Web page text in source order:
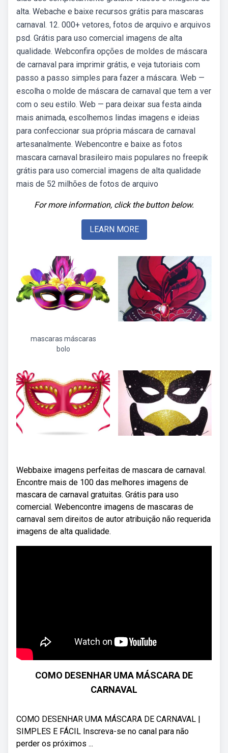
alta. Webache e baixe recursos grátis para mascaras
carnaval. 12. 000+ vetores, fotos de arquivo e arquivos
psd. Grátis para uso comercial imagens de alta
qualidade. Webconfira opções de moldes de máscara
de carnaval para imprimir grátis, e veja tutoriais com
passo a passo simples para fazer a máscara. Web —
escolha o molde de máscara de carnaval que tem a ver
com o seu estilo. Web — para deixar sua festa ainda
mais animada, escolhemos lindas imagens e ideias
para confeccionar sua própria máscara de carnaval
artesanalmente. Webencontre e baixe as fotos
mascara carnaval brasileiro mais populares no freepik
grátis para uso comercial imagens de alta qualidade
mais de 52 milhões de fotos de arquivo
For more information, click the button below.
LEARN MORE
mascaras máscaras
bolo
Webbaixe imagens perfeitas de mascara de carnaval.
Encontre mais de 100 das melhores imagens de
mascara de carnaval gratuitas. Grátis para uso
comercial. Webencontre imagens de mascaras de
carnaval sem direitos de autor atribuição não requerida
imagens de alta qualidade.
COMO DESENHAR UMA MÁSCARA DE
CARNAVAL
COMO DESENHAR UMA MÁSCARA DE CARNAVAL |
SIMPLES E FÁCIL Inscreva-se no canal para não
perder os próximos ...